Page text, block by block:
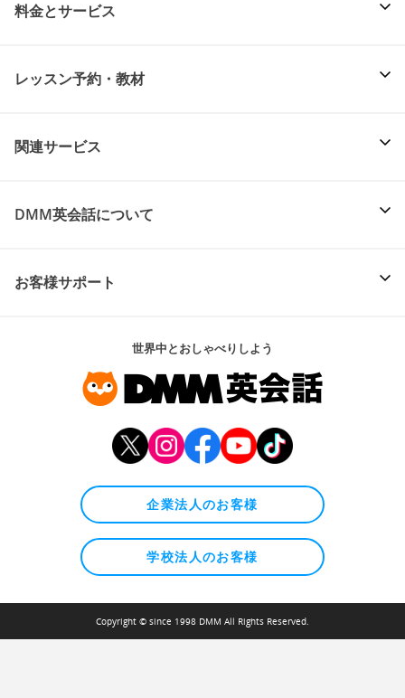
料金とサービス
レッスン予約・教材
関連サービス
DMM英会話について
お客様サポート
世界中とおしゃべりしよう
企業法人のお客様
学校法人のお客様
Copyright © since 1998 DMM All Rights Reserved.